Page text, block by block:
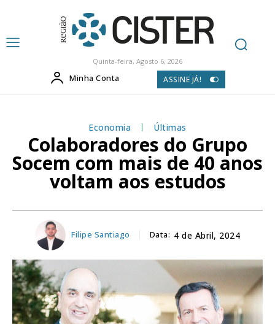
Quinta-feira, Agosto 6, 2026
Minha Conta ASSINE JÁ!
Economia Últimas
Colaboradores do Grupo
Socem com mais de 40 anos
voltam aos estudos
Filipe Santiago Data: 4 de Abril, 2024